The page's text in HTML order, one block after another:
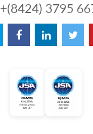
+(8424) 3795